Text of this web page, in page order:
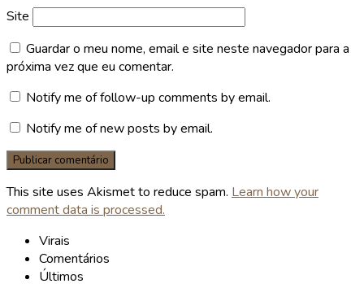
Site
Guardar o meu nome, email e site neste navegador para a
próxima vez que eu comentar.
Notify me of follow-up comments by email.
Notify me of new posts by email.
This site uses Akismet to reduce spam. Learn how your
comment data is processed.
Virais
Comentários
Últimos